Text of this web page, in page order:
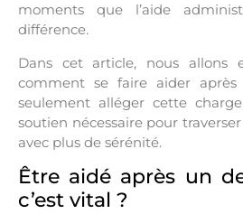
moments que l’aide
différence.
Dans cet article, nous allons
comment se faire aider
seulement alléger cette
soutien nécessaire pour
avec plus de sérénité.
Être aidé après un
c’est vital ?